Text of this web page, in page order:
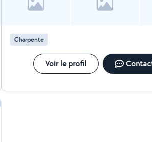
Charpente
Voir le profil